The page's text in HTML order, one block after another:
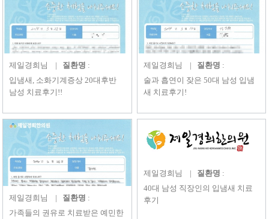
제일경희 님 | 질환명 :
입냄새, 소화기계증상 20대후반
남성 치료후기!!
제일경희 님 | 질환명 :
술과 흡연이 잦은 50대 남성 입냄
새 치료후기!
제일경희 님 | 질환명 :
가족들의 권유로 치료받은 예민한
제일경희 님 | 질환명 :
40대 남성 직장인의 입냄새 치료
후기